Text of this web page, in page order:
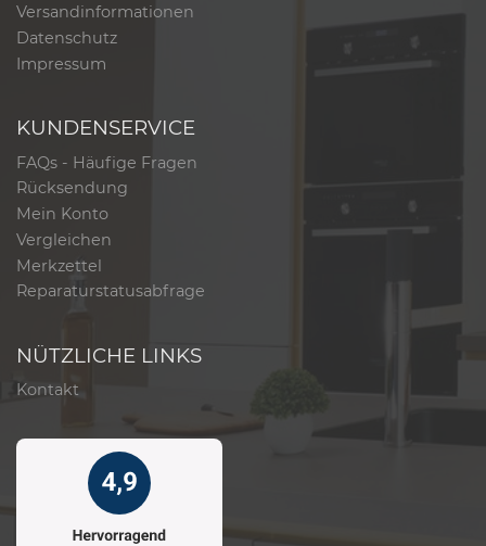
Versandinformationen
Datenschutz
Impressum
KUNDENSERVICE
FAQs - Häufige Fragen
Rücksendung
Mein Konto
Vergleichen
Merkzettel
Reparaturstatusabfrage
NÜTZLICHE LINKS
Kontakt